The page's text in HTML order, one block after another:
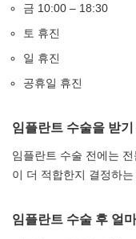
금 10:00 – 18:30
토 휴진
일 휴진
공휴일 휴진
임플란트 수술을 받
임플란트 수술 전에는
이 더 적합한지 결정하
임플란트 수술 후 얼